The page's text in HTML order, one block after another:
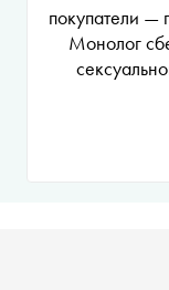
покупатели —
Монолог